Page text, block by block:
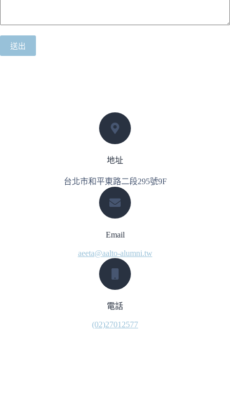
送出
地址
台北市和平東路二段295號9F
Email
aeeta@aalto-alumni.tw
電話
(02)27012577